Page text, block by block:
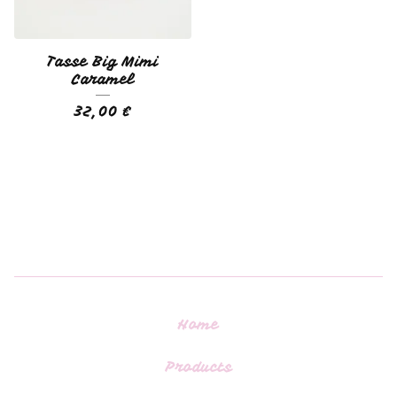
Tasse Big Mimi
Caramel
32,00 €
Home
Products